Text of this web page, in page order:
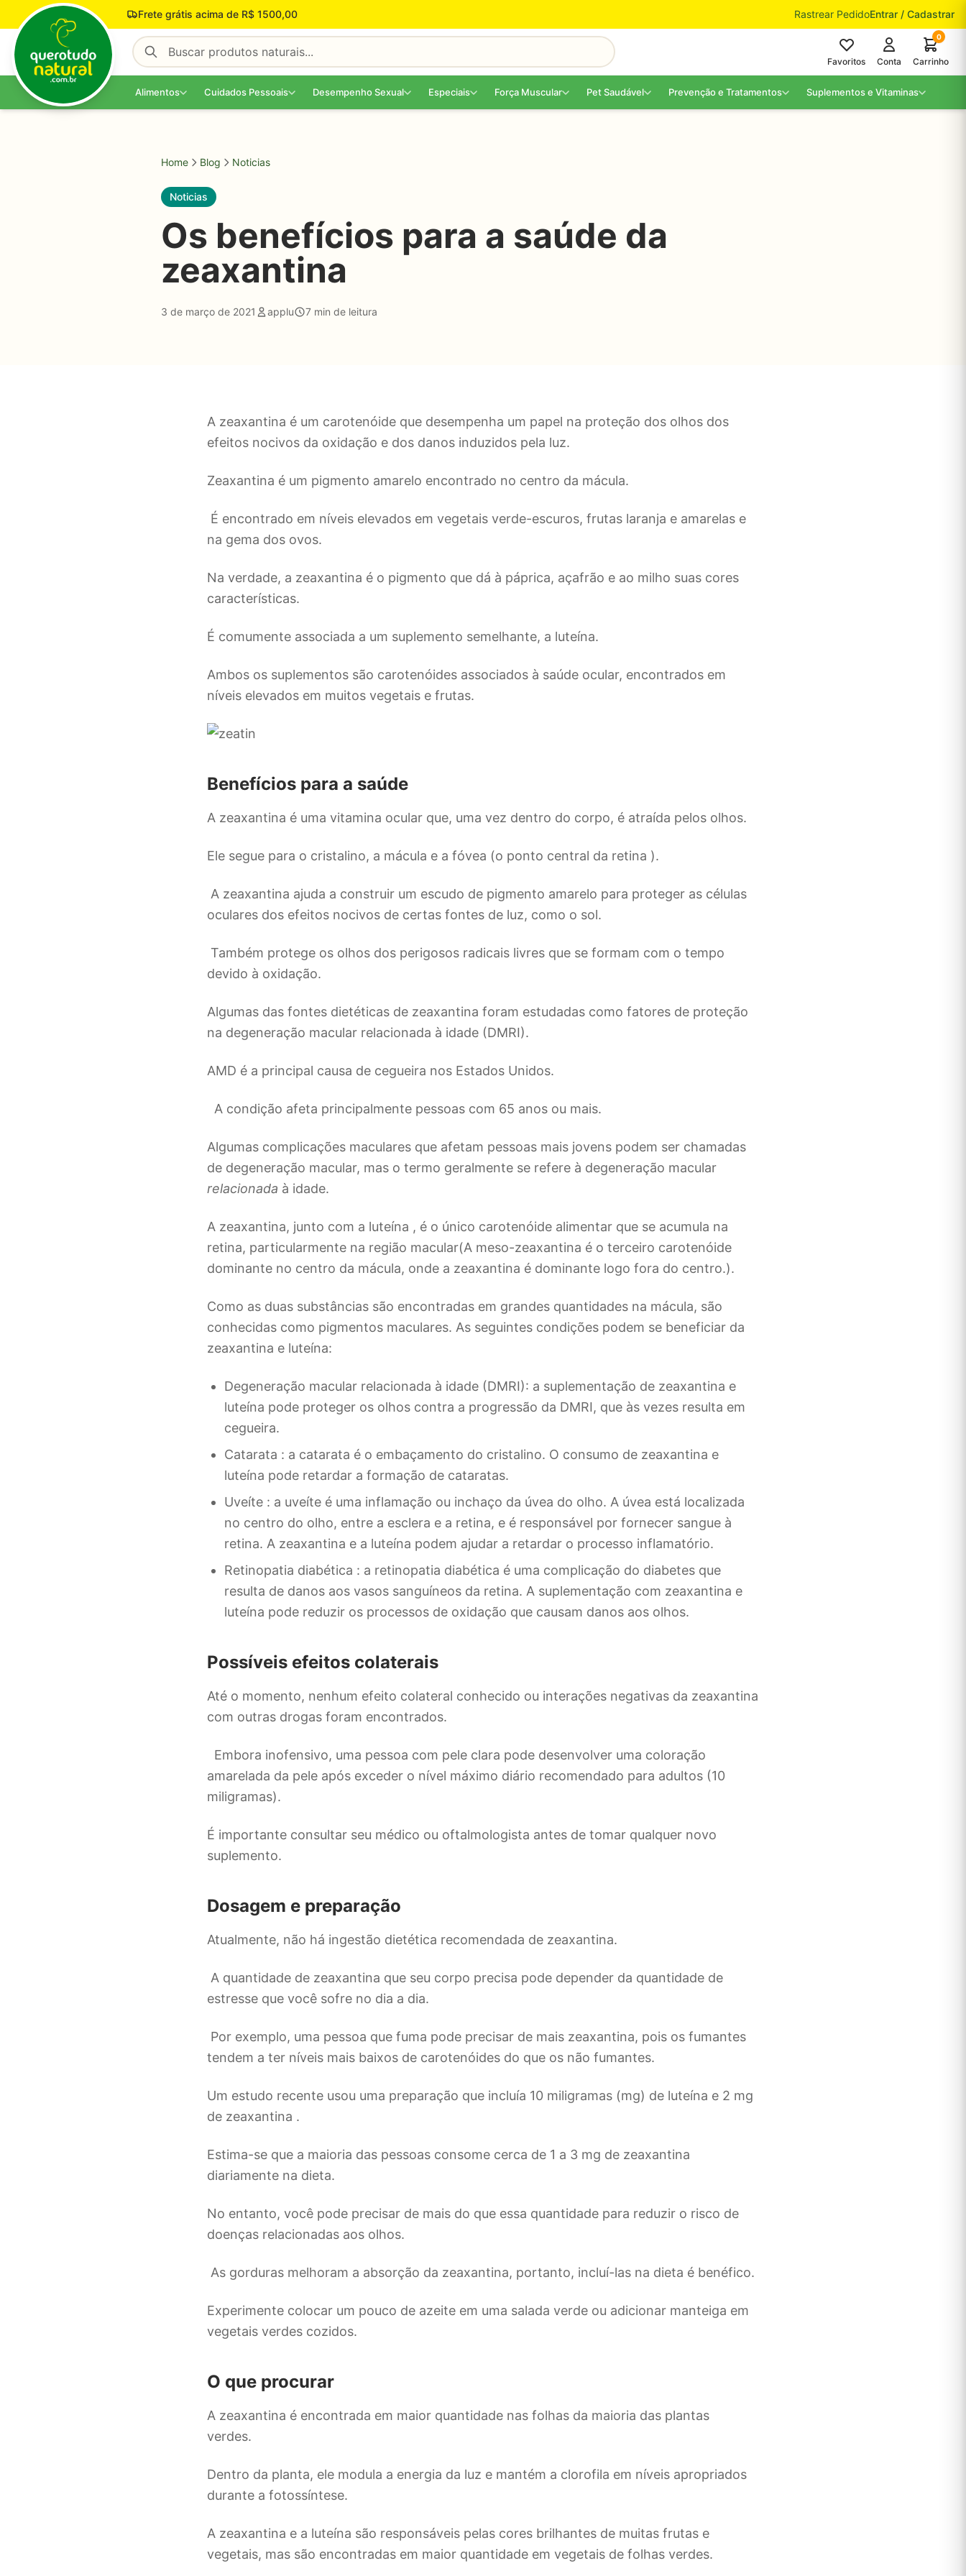
Pular para o conteúdo Frete grátis acima de R$ 1500,00 Rastrear PedidoEntrar / Cadastrar
Favoritos Conta
0
Carrinho
Alimentos Cuidados Pessoais Desempenho Sexual Especiais Força Muscular Pet Saudável Prevenção e Tratamentos Suplementos e Vitaminas
Home Blog Noticias
Noticias
Os benefícios para a saúde da
zeaxantina
3 de março de 2021 applu 7 min de leitura
A zeaxantina é um carotenóide que desempenha um papel na proteção dos olhos dos
efeitos nocivos da oxidação e dos danos induzidos pela luz.
Zeaxantina é um pigmento amarelo encontrado no centro da mácula.
É encontrado em níveis elevados em vegetais verde-escuros, frutas laranja e amarelas e
na gema dos ovos.
Na verdade, a zeaxantina é o pigmento que dá à páprica, açafrão e ao milho suas cores
características.
É comumente associada a um suplemento semelhante, a luteína.
Ambos os suplementos são carotenóides associados à saúde ocular, encontrados em
níveis elevados em muitos vegetais e frutas.
Benefícios para a saúde
A zeaxantina é uma vitamina ocular que, uma vez dentro do corpo, é atraída pelos olhos.
Ele segue para o cristalino, a mácula e a fóvea (o ponto central da retina ).
A zeaxantina ajuda a construir um escudo de pigmento amarelo para proteger as células
oculares dos efeitos nocivos de certas fontes de luz, como o sol.
Também protege os olhos dos perigosos radicais livres que se formam com o tempo
devido à oxidação.
Algumas das fontes dietéticas de zeaxantina foram estudadas como fatores de proteção
na degeneração macular relacionada à idade (DMRI).
AMD é a principal causa de cegueira nos Estados Unidos.
A condição afeta principalmente pessoas com 65 anos ou mais.
Algumas complicações maculares que afetam pessoas mais jovens podem ser chamadas
de degeneração macular, mas o termo geralmente se refere à degeneração macular
relacionada à idade.
A zeaxantina, junto com a luteína , é o único carotenóide alimentar que se acumula na
retina, particularmente na região macular(A meso-zeaxantina é o terceiro carotenóide
dominante no centro da mácula, onde a zeaxantina é dominante logo fora do centro.).
Como as duas substâncias são encontradas em grandes quantidades na mácula, são
conhecidas como pigmentos maculares. As seguintes condições podem se beneficiar da
zeaxantina e luteína:
Degeneração macular relacionada à idade (DMRI): a suplementação de zeaxantina e
luteína pode proteger os olhos contra a progressão da DMRI, que às vezes resulta em
cegueira.
Catarata : a catarata é o embaçamento do cristalino. O consumo de zeaxantina e
luteína pode retardar a formação de cataratas.
Uveíte : a uveíte é uma inflamação ou inchaço da úvea do olho. A úvea está localizada
no centro do olho, entre a esclera e a retina, e é responsável por fornecer sangue à
retina. A zeaxantina e a luteína podem ajudar a retardar o processo inflamatório.
Retinopatia diabética : a retinopatia diabética é uma complicação do diabetes que
resulta de danos aos vasos sanguíneos da retina. A suplementação com zeaxantina e
luteína pode reduzir os processos de oxidação que causam danos aos olhos.
Possíveis efeitos colaterais
Até o momento, nenhum efeito colateral conhecido ou interações negativas da zeaxantina
com outras drogas foram encontrados.
Embora inofensivo, uma pessoa com pele clara pode desenvolver uma coloração
amarelada da pele após exceder o nível máximo diário recomendado para adultos (10
miligramas).
É importante consultar seu médico ou oftalmologista antes de tomar qualquer novo
suplemento.
Dosagem e preparação
Atualmente, não há ingestão dietética recomendada de zeaxantina.
A quantidade de zeaxantina que seu corpo precisa pode depender da quantidade de
estresse que você sofre no dia a dia.
Por exemplo, uma pessoa que fuma pode precisar de mais zeaxantina, pois os fumantes
tendem a ter níveis mais baixos de carotenóides do que os não fumantes.
Um estudo recente usou uma preparação que incluía 10 miligramas (mg) de luteína e 2 mg
de zeaxantina .
Estima-se que a maioria das pessoas consome cerca de 1 a 3 mg de zeaxantina
diariamente na dieta.
No entanto, você pode precisar de mais do que essa quantidade para reduzir o risco de
doenças relacionadas aos olhos.
As gorduras melhoram a absorção da zeaxantina, portanto, incluí-las na dieta é benéfico.
Experimente colocar um pouco de azeite em uma salada verde ou adicionar manteiga em
vegetais verdes cozidos.
O que procurar
A zeaxantina é encontrada em maior quantidade nas folhas da maioria das plantas
verdes.
Dentro da planta, ele modula a energia da luz e mantém a clorofila em níveis apropriados
durante a fotossíntese.
A zeaxantina e a luteína são responsáveis ​​pelas cores brilhantes de muitas frutas e
vegetais, mas são encontradas em maior quantidade em vegetais de folhas verdes.